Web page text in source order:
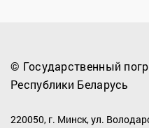
© Государственный
Республики Беларусь
220050, г. Минск, ул.